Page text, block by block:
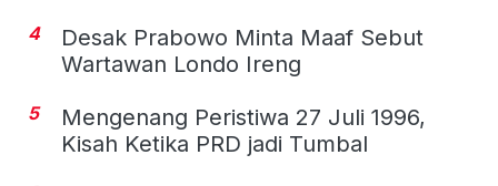
4
Desak Prabowo Minta Maaf Sebut
Wartawan Londo Ireng
5
Mengenang Peristiwa 27 Juli 1996,
Kisah Ketika PRD jadi Tumbal